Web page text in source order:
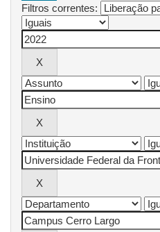
Filtros correntes: